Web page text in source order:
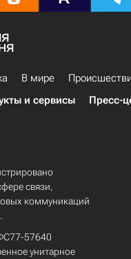
В мире
и сервисы Пресс-
связи,
коммуникаций
57640
унитарное